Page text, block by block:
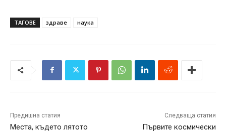
ТАГОВЕ здраве наука
Предишна статия
Места, където лятото
Следваща статия
Първите космически